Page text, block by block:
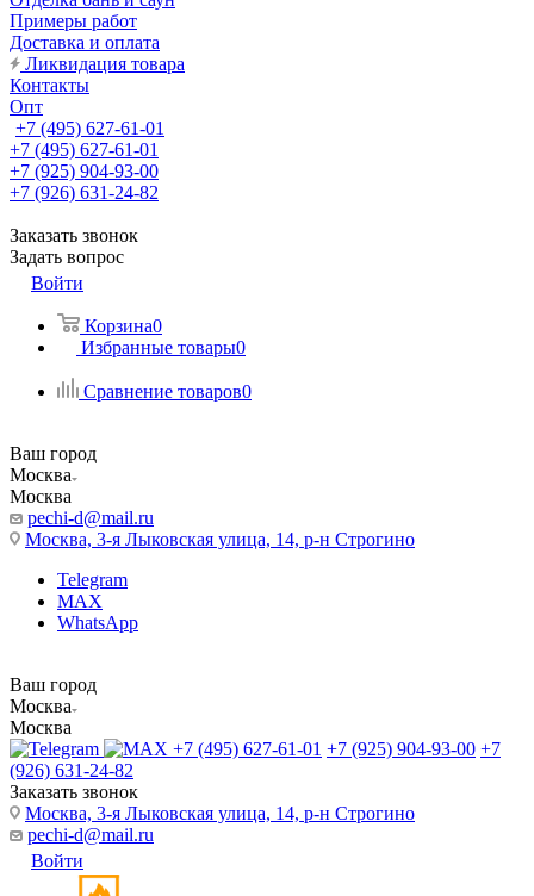
Примеры работ
Доставка и оплата
Ликвидация товара
Контакты
Опт
+7 (495) 627-61-01
+7 (495) 627-61-01
+7 (925) 904-93-00
+7 (926) 631-24-82
Заказать звонок
Задать вопрос
Войти
Корзина0
Избранные товары0
Сравнение товаров0
Ваш город
Москва
Москва
pechi-d@mail.ru
Москва, 3-я Лыковская улица, 14, р-н Строгино
Telegram
MAX
WhatsApp
Ваш город
Москва
Москва
+7 (495) 627-61-01 +7 (925) 904-93-00 +7
(926) 631-24-82
Заказать звонок
Москва, 3-я Лыковская улица, 14, р-н Строгино
pechi-d@mail.ru
Войти